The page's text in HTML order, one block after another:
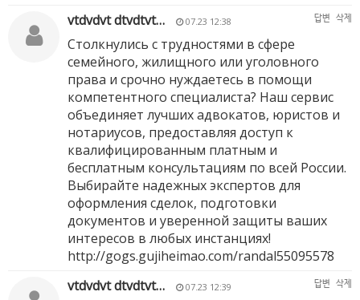
vtdvdvt dtvdtvt…
07.23 12:38 답변 삭제
Столкнулись с трудностями в сфере
семейного, жилищного или уголовного
права и срочно нуждаетесь в помощи
компетентного специалиста? Наш сервис
объединяет лучших адвокатов, юристов и
нотариусов, предоставляя доступ к
квалифицированным платным и
бесплатным консультациям по всей России.
Выбирайте надежных экспертов для
оформления сделок, подготовки
документов и уверенной защиты ваших
интересов в любых инстанциях!
http://gogs.gujiheimao.com/randal55095578
vtdvdvt dtvdtvt…
07.23 12:39 답변 삭제